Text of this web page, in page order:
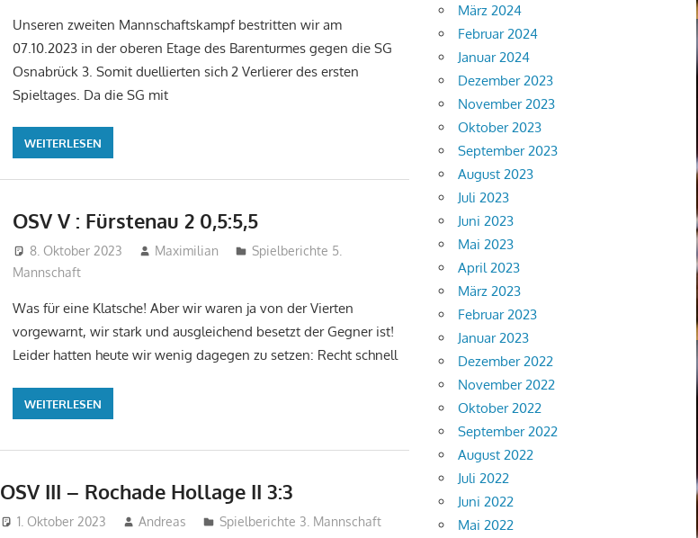
Unseren zweiten Mannschaftskampf bestritten wir am
07.10.2023 in der oberen Etage des Barenturmes gegen die SG
Osnabrück 3. Somit duellierten sich 2 Verlierer des ersten
Spieltages. Da die SG mit
WEITERLESEN
OSV V : Fürstenau 2 0,5:5,5
8. Oktober 2023 Maximilian
Spielberichte 5.
Mannschaft
Was für eine Klatsche! Aber wir waren ja von der Vierten
vorgewarnt, wir stark und ausgleichend besetzt der Gegner ist!
Leider hatten heute wir wenig dagegen zu setzen: Recht schnell
WEITERLESEN
OSV III – Rochade Hollage II 3:3
1. Oktober 2023 Andreas Spielberichte 3. Mannschaft
März 2024
Februar 2024
Januar 2024
Dezember 2023
November 2023
Oktober 2023
September 2023
August 2023
Juli 2023
Juni 2023
Mai 2023
April 2023
März 2023
Februar 2023
Januar 2023
Dezember 2022
November 2022
Oktober 2022
September 2022
August 2022
Juli 2022
Juni 2022
Mai 2022